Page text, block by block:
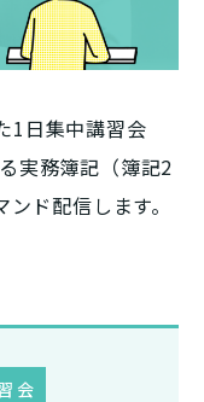
1日集中講習会
実務簿記（簿記2
ド配信します。
会